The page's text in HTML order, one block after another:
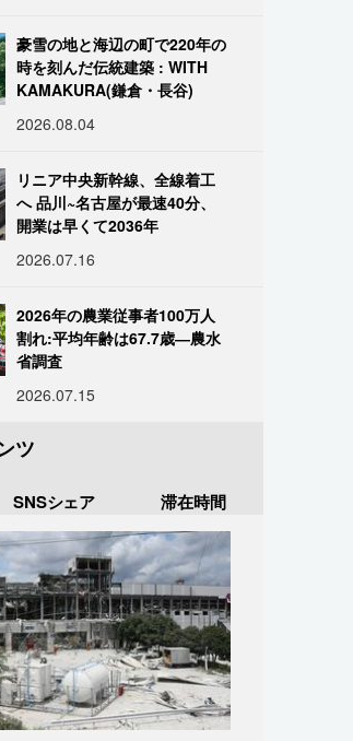
豪雪の地と海辺の町で220年の
時を刻んだ伝統建築 : WITH
KAMAKURA(鎌倉・長谷)
2026.08.04
リニア中央新幹線、全線着工
へ 品川~名古屋が最速40分、
開業は早くて2036年
2026.07.16
2026年の農業従事者100万人
割れ:平均年齢は67.7歳―農水
省調査
2026.07.15
ツ
SNSシェア 滞在時間